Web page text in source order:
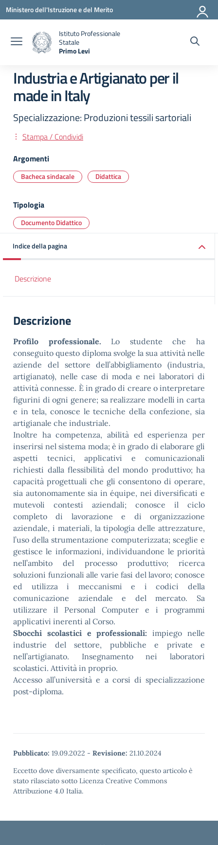
Vai ai contenuti
Vai al menu di navigazione
Vai al footer
Ministero dell'Istruzione e del Merito
Istituto Professionale
Statale
Primo Levi
Industria e Artigianato per il
made in Italy
Specializzazione: Produzioni tessili sartoriali
Stampa / Condividi
Argomenti
Bacheca sindacale Didattica
Tipologia
Documento Didattico
Indice della pagina
Descrizione
Descrizione
Profilo professionale. Lo studente che ha
conseguito questo diploma svolge la sua attività nelle
aziende del settore dell’abbigliamento (industria,
artigianato), nelle case di moda e nei laboratori di
attività connesse. È in grado di creare o interpretare
figurini di ogni genere; sa realizzare modelli in carta
e in tela, conosce le tecniche della confezione, sia
artigianale che industriale.
Inoltre ha competenza, abilità ed esperienza per
inserirsi nel sistema moda; è in grado di elaborare gli
aspetti tecnici, applicativi e comunicazionali
richiesti dalla flessibilità del mondo produttivo; ha
capacità progettuali che gli consentono di operare,
sia autonomamente sia in équipe, nei diversificati e
mutevoli contesti aziendali; conosce il ciclo
completo di lavorazione e di organizzazione
aziendale, i materiali, la tipologia delle attrezzature,
l’uso della strumentazione computerizzata; sceglie e
gestisce le informazioni, individuandone le priorità
nell’ambito del processo produttivo; ricerca
soluzioni funzionali alle varie fasi del lavoro; conosce
ed utilizza i meccanismi e i codici della
comunicazione aziendale e del mercato. Sa
utilizzare il Personal Computer e i programmi
applicativi inerenti al Corso.
Sbocchi scolastici e professionali: impiego nelle
industrie del settore, pubbliche e private e
nell’artigianato. Insegnamento nei laboratori
scolastici. Attività in proprio.
Accesso all’università e a corsi di specializzazione
post-diploma.
Pubblicato: 19.09.2022 - Revisione: 21.10.2024
Eccetto dove diversamente specificato, questo articolo è
stato rilasciato sotto Licenza Creative Commons
Attribuzione 4.0 Italia.